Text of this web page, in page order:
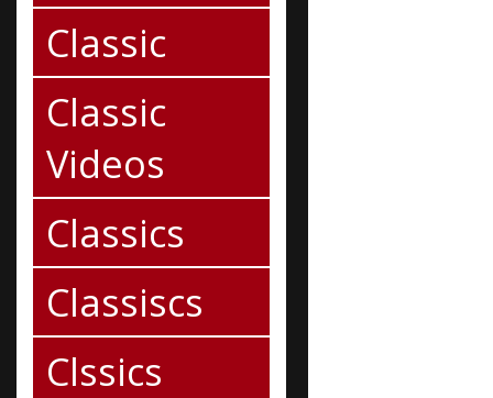
Classic
Classic
Videos
Classics
Classiscs
Clssics